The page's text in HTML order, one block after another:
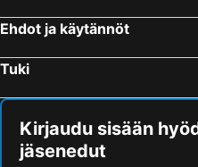
Ehdot ja käytännöt
Tuki
Kirjaudu sisään
jäsenedut